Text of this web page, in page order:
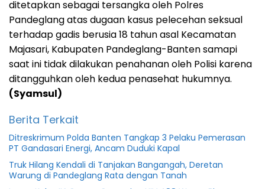
ditetapkan sebagai tersangka oleh Polres
Pandeglang atas dugaan kasus pelecehan seksual
terhadap gadis berusia 18 tahun asal Kecamatan
Majasari, Kabupaten Pandeglang-Banten samapi
saat ini tidak dilakukan penahanan oleh Polisi karena
ditangguhkan oleh kedua penasehat hukumnya.
(Syamsul)
Berita Terkait
Ditreskrimum Polda Banten Tangkap 3 Pelaku Pemerasan
PT Gandasari Energi, Ancam Duduki Kapal
Truk Hilang Kendali di Tanjakan Bangangah, Deretan
Warung di Pandeglang Rata dengan Tanah